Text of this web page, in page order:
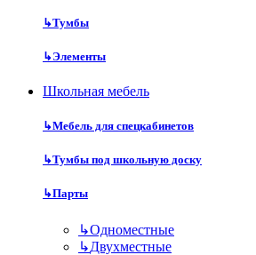
↳Тумбы
↳Элементы
Школьная мебель
↳Мебель для спецкабинетов
↳Тумбы под школьную доску
↳Парты
↳Одноместные
↳Двухместные